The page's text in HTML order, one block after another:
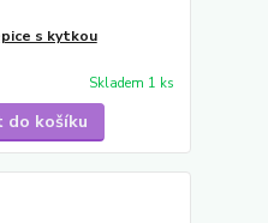
s kytkou
Skladem 1 ks
do košíku